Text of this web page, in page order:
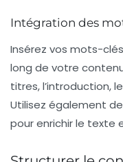
Intégration des
Insérez vos mots-
long de votre
titres, l’introduction,
Utilisez également
pour enrichir le texte